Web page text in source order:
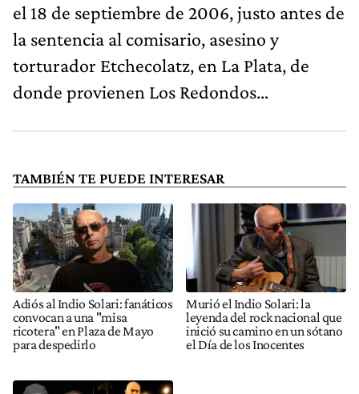
el 18 de septiembre de 2006, justo antes de
la sentencia al comisario, asesino y
torturador Etchecolatz, en La Plata, de
donde provienen Los Redondos…
TAMBIÉN TE PUEDE INTERESAR
Adiós al Indio Solari: fanáticos
convocan a una "misa
ricotera" en Plaza de Mayo
para despedirlo
Murió el Indio Solari: la
leyenda del rock nacional que
inició su camino en un sótano
el Día de los Inocentes